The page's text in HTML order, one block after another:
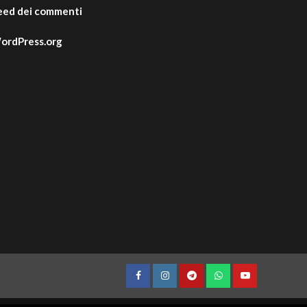
dei commenti
FacebookInstagramTelegramWhatsAppYouTube